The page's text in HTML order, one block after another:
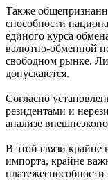
Также
способности
единого курса
валютно-обменной
свободном рынке.
допускаются.
Согласно
резидентами и
анализе
В этой связи крайне
импорта, крайне